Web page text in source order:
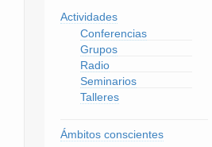
Actividades
Conferencias
Grupos
Radio
Seminarios
Talleres
Ámbitos conscientes